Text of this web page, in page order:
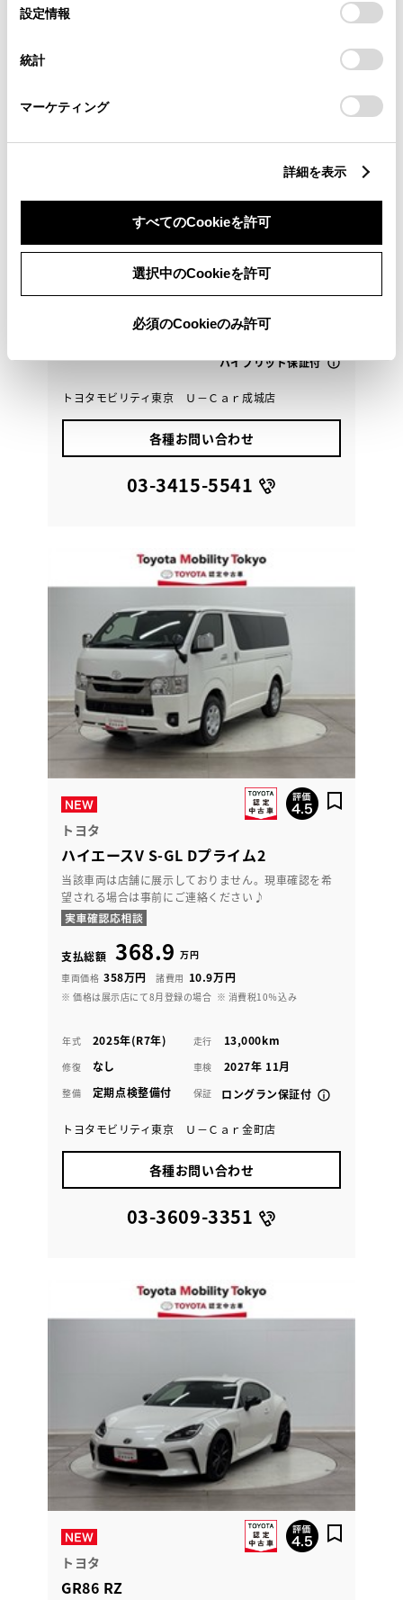
デバイスにすべてのCookie(クッキー)が保存されることに同
意したことになります。Cookie(クッキー)のオプトアウト、
設定の変更、同意を撤回したりするにあたっては、当社の
「Cookie（クッキー）情報の取り扱いについて
」をご覧くだ
設定情報
統計
マーケティング
詳細を表示
すべてのCookieを許可
選択中のCookieを許可
必須のCookieのみ許可
プリウス Z
せていただきます
377.1
364.8万円 諸費用 12.3万円
※ 価格は展示店にて8月登録の場合 ※ 消費税10％込み
車検 2028年 3月
ハイブリッド保証付
トヨタモビリティ東京 Ｕ－Ｃａｒ成城店
各種お問い合わせ
03-3415-5541
トヨタ
ハイエースV S-GL Dプライム2
当該車両は店舗に展示しておりません。現車確認を希
望される場合は事前にご連絡ください♪
支払総額 368.9 万円
車両価格 358万円 諸費用 10.9万円
※ 価格は展示店にて8月登録の場合 ※ 消費税10％込み
年式 2025年(R7年) 走行 13,000km
修復 なし 車検 2027年 11月
整備 定期点検整備付 保証 ロングラン保証付
トヨタモビリティ東京 Ｕ－Ｃａｒ金町店
各種お問い合わせ
03-3609-3351
トヨタ
GR86 RZ